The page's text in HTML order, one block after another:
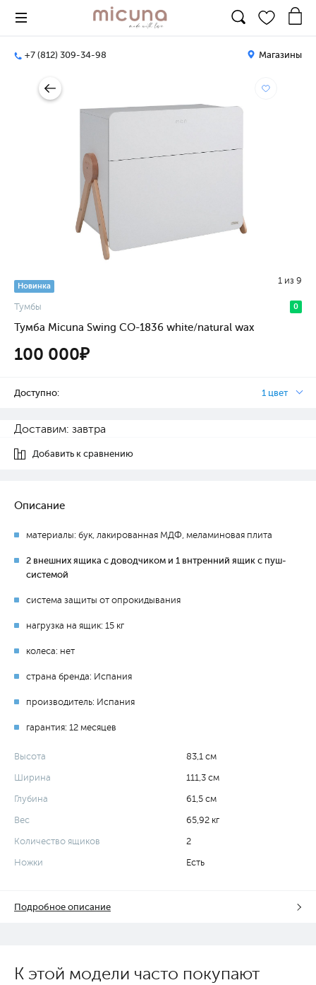
+7 (812) 309-34-98 Магазины
Новинка
1 из 9
Тумбы 0
Тумба Micuna Swing СО-1836 white/natural wax
100 000₽
Доступно: 1 цвет
Доставим: завтра
Добавить к сравнению
Описание
материалы: бук, лакированная МДФ, меламиновая плита
2 внешних ящика с доводчиком и 1 внтренний ящик с пуш-
системой
система защиты от опрокидывания
нагрузка на ящик: 15 кг
колеса: нет
страна бренда: Испания
производитель: Испания
гарантия: 12 месяцев
Высота
83,1 см
Ширина
111,3 см
Глубина
61,5 см
Вес
65,92 кг
Количество ящиков
2
Ножки
Есть
Подробное описание
К этой модели часто покупают